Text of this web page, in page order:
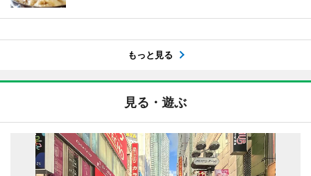
もっと見る
見る・遊ぶ